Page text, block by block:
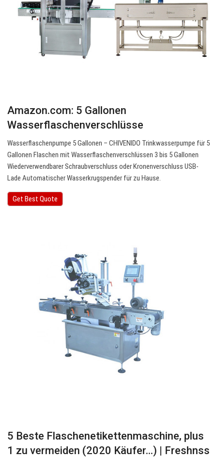
Amazon.com: 5 Gallonen
Wasserflaschenverschlüsse
Wasserflaschenpumpe 5 Gallonen – CHIVENIDO Trinkwasserpumpe für 5
Gallonen Flaschen mit Wasserflaschenverschlüssen 3 bis 5 Gallonen
Wiederverwendbarer Schraubverschluss oder Kronenverschluss USB-
Lade Automatischer Wasserkrugspender für zu Hause.
Get Best Quote
5 Beste Flaschenetikettenmaschine, plus
1 zu vermeiden (2020 Käufer…) | Freshnss